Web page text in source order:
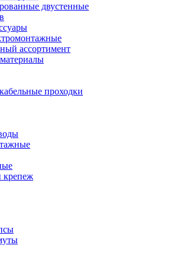
двустенные
ассортимент
проходки
крепеж